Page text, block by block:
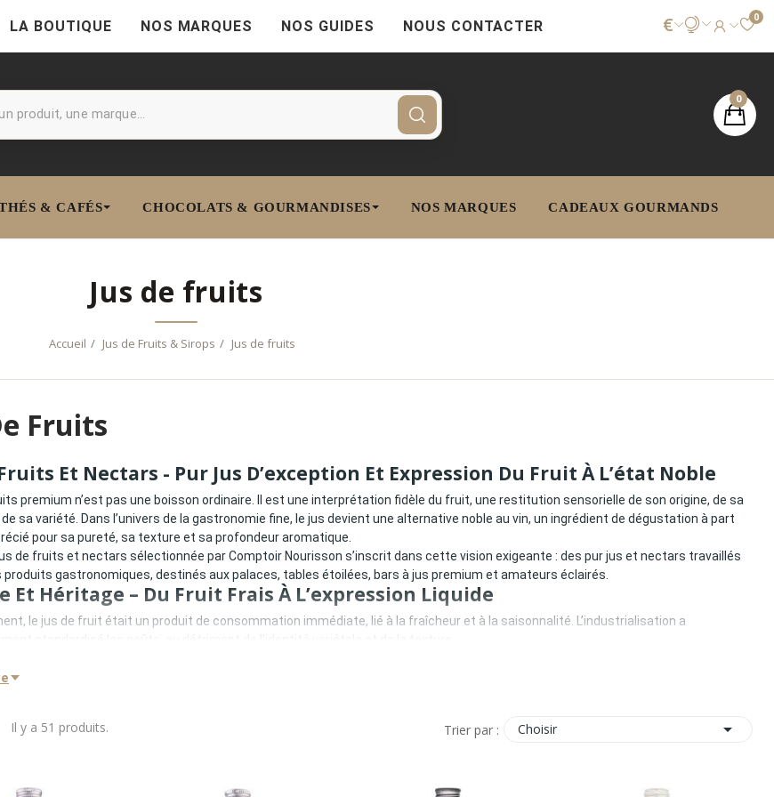
LA BOUTIQUE NOS MARQUES NOS GUIDES NOUS CONTACTER € 0
0
& CAFÉS CHOCOLATS & GOURMANDISES NOS MARQUES CADEAUX GOURMANDS
Jus de fruits
Accueil Jus de Fruits & Sirops Jus de fruits
Fruits
Et Nectars - Pur Jus D’exception Et Expression Du Fruit À L’état Noble
premium n’est pas une boisson ordinaire. Il est une interprétation fidèle du fruit, une restitution sensorielle de son origine, de sa
sa variété. Dans l’univers de la gastronomie fine, le jus devient une alternative noble au vin, un ingrédient de dégustation à part
pour sa pureté, sa texture et sa profondeur aromatique.
de fruits et nectars sélectionnée par Comptoir Nourisson s’inscrit dans cette vision exigeante : des pur jus et nectars travaillés
produits gastronomiques, destinés aux palaces, tables étoilées, bars à jus premium et amateurs éclairés.
Et Héritage – Du Fruit Frais À L’expression Liquide
le jus de fruit était un produit de consommation immédiate, lié à la fraîcheur et à la saisonnalité. L’industrialisation a
standardisé les goûts, au détriment de l’identité variétale et de la texture.
des variétés de fruits,
compromis aromatique.
Il y a 51 produits. Trier par : Choisir 